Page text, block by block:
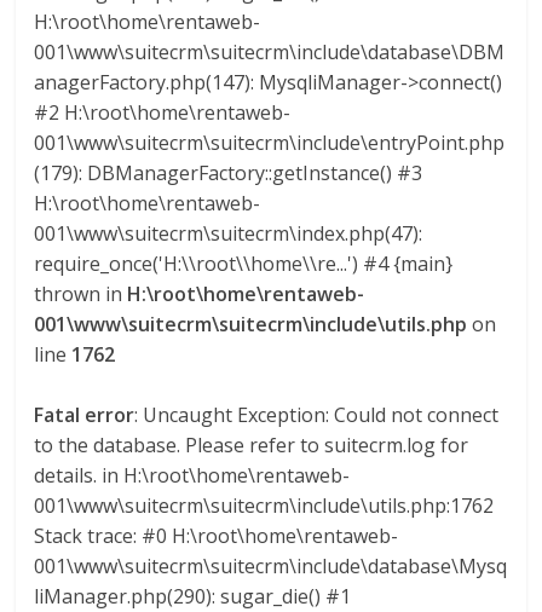
H:\root\home\rentaweb-
001\www\suitecrm\suitecrm\include\database\DBM
anagerFactory.php(147): MysqliManager->connect()
#2 H:\root\home\rentaweb-
001\www\suitecrm\suitecrm\include\entryPoint.php
(179): DBManagerFactory::getInstance() #3
H:\root\home\rentaweb-
001\www\suitecrm\suitecrm\index.php(47):
require_once('H:\\root\\home\\re...') #4 {main}
thrown in H:\root\home\rentaweb-
001\www\suitecrm\suitecrm\include\utils.php on
line 1762
Fatal error: Uncaught Exception: Could not connect
to the database. Please refer to suitecrm.log for
details. in H:\root\home\rentaweb-
001\www\suitecrm\suitecrm\include\utils.php:1762
Stack trace: #0 H:\root\home\rentaweb-
001\www\suitecrm\suitecrm\include\database\Mysq
liManager.php(290): sugar_die() #1